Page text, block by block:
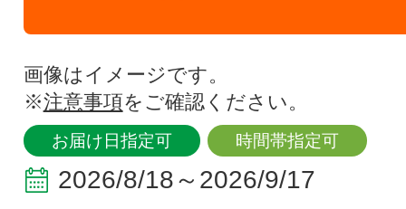
画像はイメージです。
※注意事項をご確認ください。
お届け日指定可 時間帯指定可
2026/8/18～2026/9/17